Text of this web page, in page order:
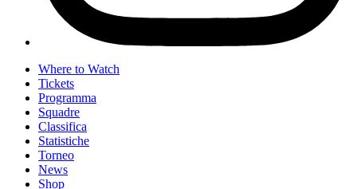
Where to Watch
Tickets
Programma
Squadre
Classifica
Statistiche
Torneo
News
Shop